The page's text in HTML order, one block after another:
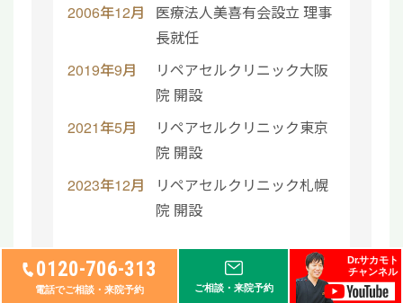
0120-706-313
電話でご相談・来院予約 ご相談・来院予約
Dr.サカモト
チャンネル
2006年12月
医療法人美喜有会設立 理事
長就任
2019年9月
リペアセルクリニック大阪
院 開設
2021年5月
リペアセルクリニック東京
院 開設
2023年12月
リペアセルクリニック札幌
院 開設
所属学会